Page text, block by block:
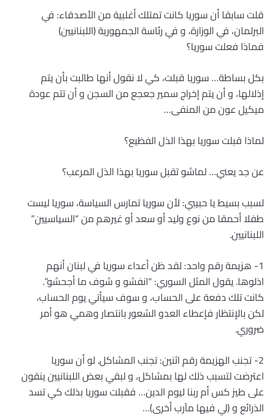
قلت سابقا أن سوريا كانت تمتلك أغلبية من الأصدقاء: في
البرلمان، في الوزارة، و في رئاسة الجمهورية (اللبنانيين)
فماذا فعلت سوريا؟
بكل بساطة… سوريا قبلت، كي لا نقول أنها طالبت بأن يتم
إذلالها، و أن يتم إخراج سمير جعجع من السجن و أن تتم عودة
ميكيل عون من المنفى…
لماذا قبلت سوريا بهذا الذل الفظيع؟
عن جد يعني… لماشو تقبل سوريا بهذا الذل المرعب؟
لسبب بسيط يا حبيبي: لأن سوريا تمارس السياسة، سوريا ليست
طفلا أحمقا من نوع وليد أو سعد أو غيرهم من “السياسيين”
اللبنانيين.
1- هزيمة رقم واحد: لقد ظن أعداء سوريا في لبنان أنهم
اذلوها. يقول المثل السوري: “انفشو و شوف ما أجحشو”.
كانت تلك دفعة على الحساب، و سوف سيأتي يوم الحساب،
لكن بالإنتظار فإعطاء العدو الشعور بانتصار وهمي هو أمر
ضروري.
2- تجنب الهزيمة رقم اثنين: تجنب المشاكل. لو أن سوريا
اعترضت لتسبب ذلك لها بمشاكل، و لبقي بعض اللبنانيين ينقون
على طيز كس أم ربنا ليوم الدين… فقبلت سوريا بذلك كي تسد
الذرائع و ﴿لي فيها مآرب أخرى﴾…